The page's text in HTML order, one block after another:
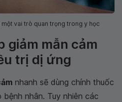
vai trò quan trọng trong y học
giảm mẫn cảm
trị dị ứng
nhanh sẽ dùng chính thuốc
nhân. Tuy nhiên các